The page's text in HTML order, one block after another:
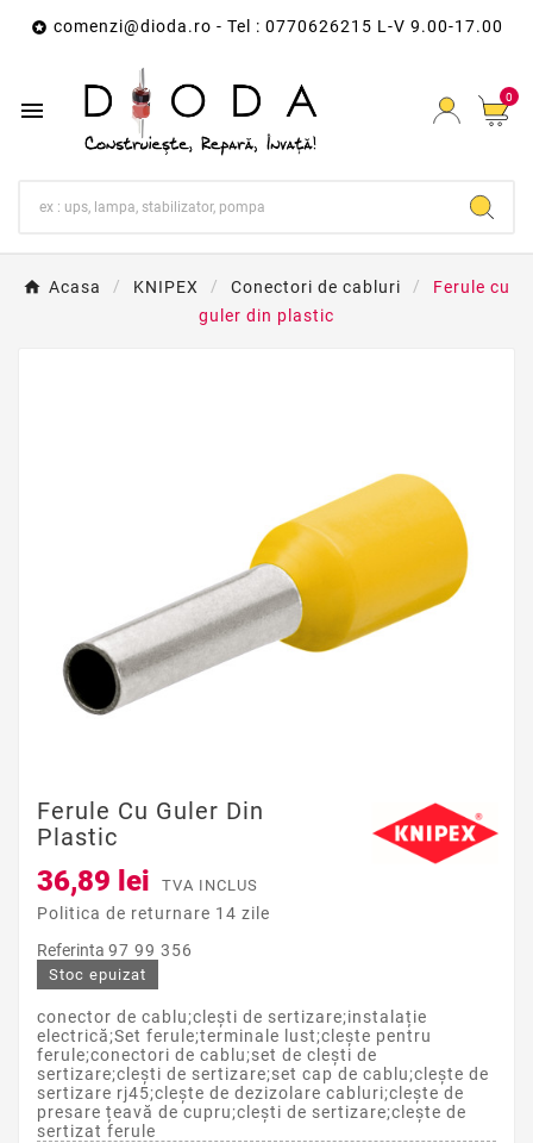
 comenzi@dioda.ro - Tel : 0770626215 L-V 9.00-17.00
 0
Acasa KNIPEX Conectori de cabluri
Ferule cu
guler din plastic
Ferule Cu Guler Din
Plastic
36,89 lei TVA INCLUS
Politica de returnare 14 zile
Referinta 97 99 356
Stoc epuizat
conector de cablu;clești de sertizare;instalație
electrică;Set ferule;terminale lust;clește pentru
ferule;conectori de cablu;set de clești de
sertizare;clești de sertizare;set cap de cablu;clește de
sertizare rj45;clește de dezizolare cabluri;clește de
presare țeavă de cupru;clești de sertizare;clește de
sertizat ferule